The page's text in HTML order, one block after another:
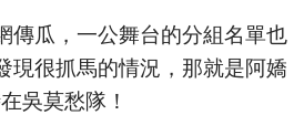
傳瓜，一公舞台的分組名單也
現很抓馬的情況，那就是阿嬌
吳莫愁隊！